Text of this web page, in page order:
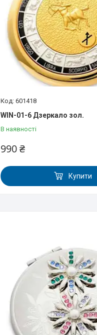
601418
WIN-01-6 Дзеркало зол.
В наявності
990 ₴
Купити